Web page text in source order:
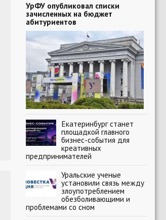
УрФУ опубликовал списки
зачисленных на бюджет
абитуриентов
Екатеринбург станет
площадкой главного
бизнес-события для
креативных
предпринимателей
Уральские ученые
установили связь между
злоупотреблением
обезболивающими и
проблемами со сном